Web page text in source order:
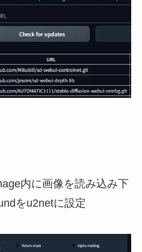
内に画像を読み込み下
をu2netに設定